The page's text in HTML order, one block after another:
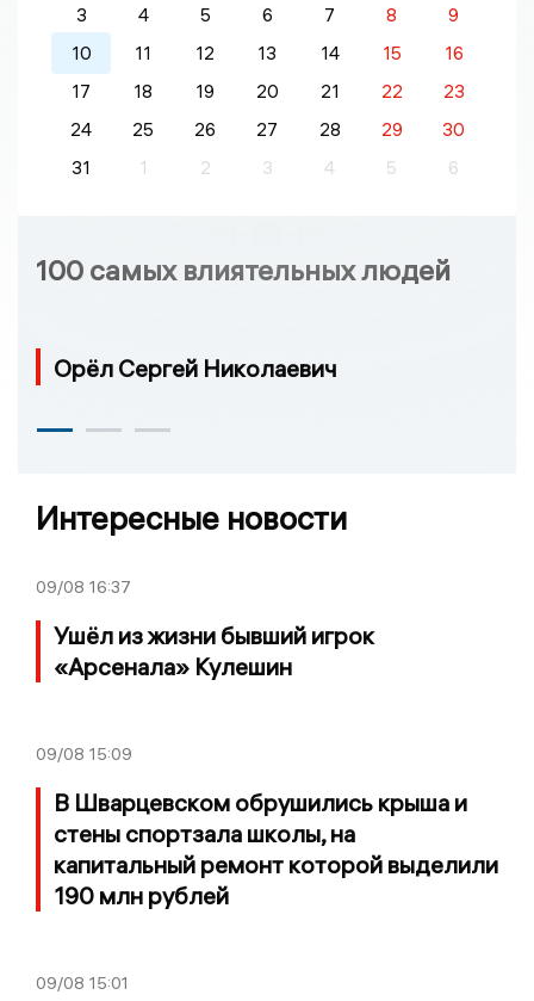
3
4 5 6 7 8
9
10
11 12 13 14 15
16
17
18 19 20 21 22
23
24
25 26 27 28 29
30
31
1 2 3 4 5 6
100 самых влиятельных людей
Орёл Сергей Николаевич
Интересные новости
09/08 16:37
Ушёл из жизни бывший игрок
«Арсенала» Кулешин
09/08 15:09
В Шварцевском обрушились крыша и
стены спортзала школы, на
капитальный ремонт которой выделили
190 млн рублей
09/08 15:01